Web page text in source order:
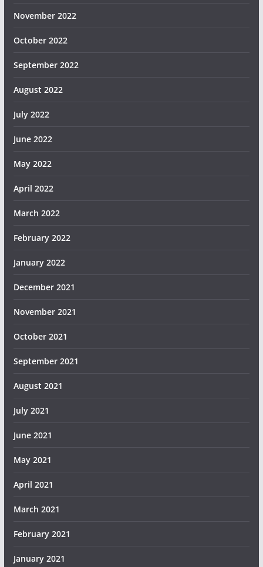
November 2022
October 2022
September 2022
August 2022
July 2022
June 2022
May 2022
April 2022
March 2022
February 2022
January 2022
December 2021
November 2021
October 2021
September 2021
August 2021
July 2021
June 2021
May 2021
April 2021
March 2021
February 2021
January 2021